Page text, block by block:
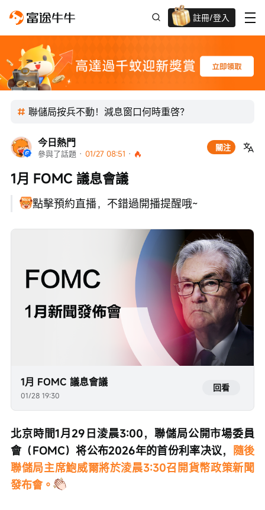
註冊/登入
迎新驚喜賞 股票/BTC等任你揀!
聯儲局按兵不動！減息窗口何時重啓？
今日熱門
參與了話題 · 01/27 08:51 ·
關注
1月 FOMC 議息會議
點擊預約直播，不錯過開播提醒哦~
1月 FOMC 議息會議
01/28 19:30
回看
北京時間1月29日淩晨3:00，聯儲局公開市場委員
會（FOMC）将公布2026年的首份利率决议， 隨後
聯儲局主席鮑威爾將於淩晨3:30召開貨幣政策新聞
發布會。